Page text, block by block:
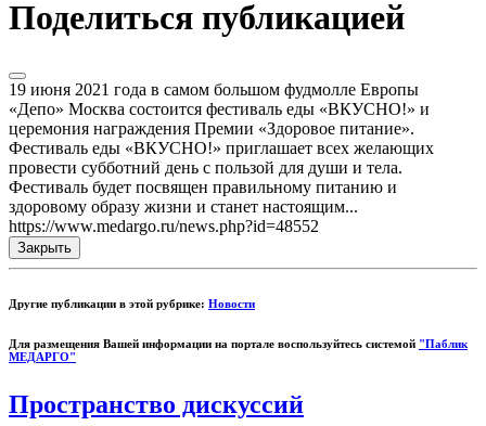
Поделиться публикацией
19 июня 2021 года в самом большом фудмолле Европы
«Депо» Москва состоится фестиваль еды «ВКУСНО!» и
церемония награждения Премии «Здоровое питание».
Фестиваль еды «ВКУСНО!» приглашает всех желающих
провести субботний день с пользой для души и тела.
Фестиваль будет посвящен правильному питанию и
здоровому образу жизни и станет настоящим...
https://www.medargo.ru/news.php?id=48552
Закрыть
Другие публикации в этой рубрике: Новости
Для размещения Вашей информации на портале воспользуйтесь системой "Паблик
МЕДАРГО"
Пространство дискуссий